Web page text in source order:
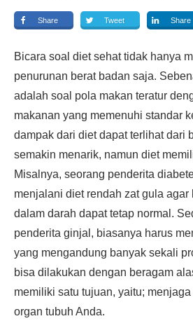
Share Tweet Share
Bicara soal diet sehat tidak hanya
penurunan berat badan saja.
adalah soal pola makan teratur
makanan yang memenuhi standar
dampak dari diet dapat terlihat dari
semakin menarik, namun diet
Misalnya, seorang penderita
menjalani diet rendah zat gula agar
dalam darah dapat tetap normal.
penderita ginjal, biasanya harus
yang mengandung banyak sekali
bisa dilakukan dengan beragam
memiliki satu tujuan, yaitu;
organ tubuh Anda.